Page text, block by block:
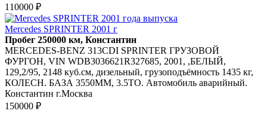
110000 ₽
Mercedes SPRINTER 2001 г
Пробег 250000 км, Константин
MERCEDES-BENZ 313CDI SPRINTER ГРУЗОВОЙ
ФУРГОН, VIN WDB3036621R327685, 2001, ,БЕЛЫЙ,
129,2/95, 2148 куб.см, дизельный, грузоподъёмность 1435 кг,
КОЛЕСН. БАЗА 3550MM, 3.5TО. Автомобиль аварийный.
Константин г.Москва
150000 ₽